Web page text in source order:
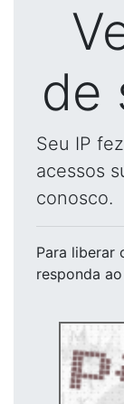
de
Seu IP
acessos
conosco.
Para liberar
responda